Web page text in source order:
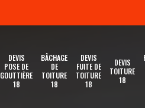
DEVIS
POSE DE
GOUTTIÈRE
18
BÂCHAGE
DE
TOITURE
18
DEVIS
FUITE DE
TOITURE
18
DEVIS
TOITURE
18